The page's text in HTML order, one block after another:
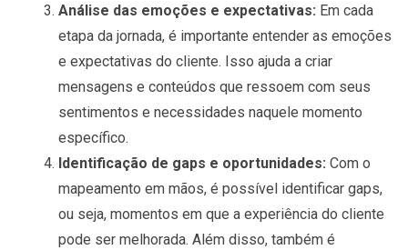
Análise das emoções e expectativas: Em cada
etapa da jornada, é importante entender as emoções
e expectativas do cliente. Isso ajuda a criar
mensagens e conteúdos que ressoem com seus
sentimentos e necessidades naquele momento
específico.
Identificação de gaps e oportunidades: Com o
mapeamento em mãos, é possível identificar gaps,
ou seja, momentos em que a experiência do cliente
pode ser melhorada. Além disso, também é